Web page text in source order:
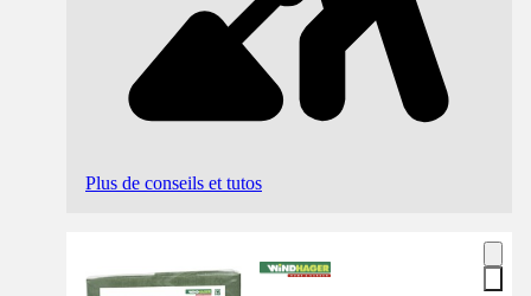
Plus de conseils et tutos